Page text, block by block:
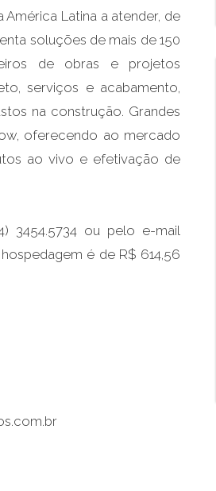
Latina a atender, de
soluções de mais de 150
de obras e projetos
serviços e acabamento,
na construção. Grandes
oferecendo ao mercado
ao vivo e efetivação de
3454.5734 ou pelo e-mail
é de R$ 614,56